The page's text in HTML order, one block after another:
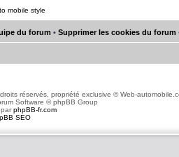
mobile style
du forum • Supprimer les cookies du forum
réservés, propriété exclusive © Web-
Software © phpBB Group
parphpBB-fr.com
SEO